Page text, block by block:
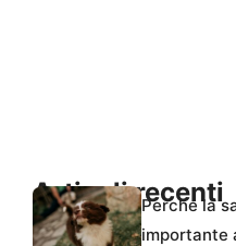
Articoli recenti
Perché la
importante